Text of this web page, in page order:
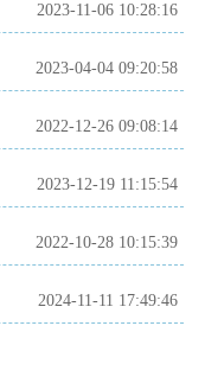
2023-11-06 10:28:16
2023-04-04 09:20:58
2022-12-26 09:08:14
2023-12-19 11:15:54
2022-10-28 10:15:39
2024-11-11 17:49:46